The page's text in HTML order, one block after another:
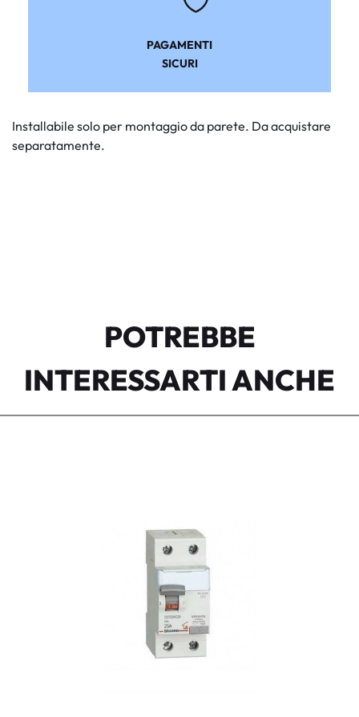
PAGAMENTI
SICURI
Installabile solo per montaggio da parete. Da acquistare
separatamente.
POTREBBE
INTERESSARTI ANCHE